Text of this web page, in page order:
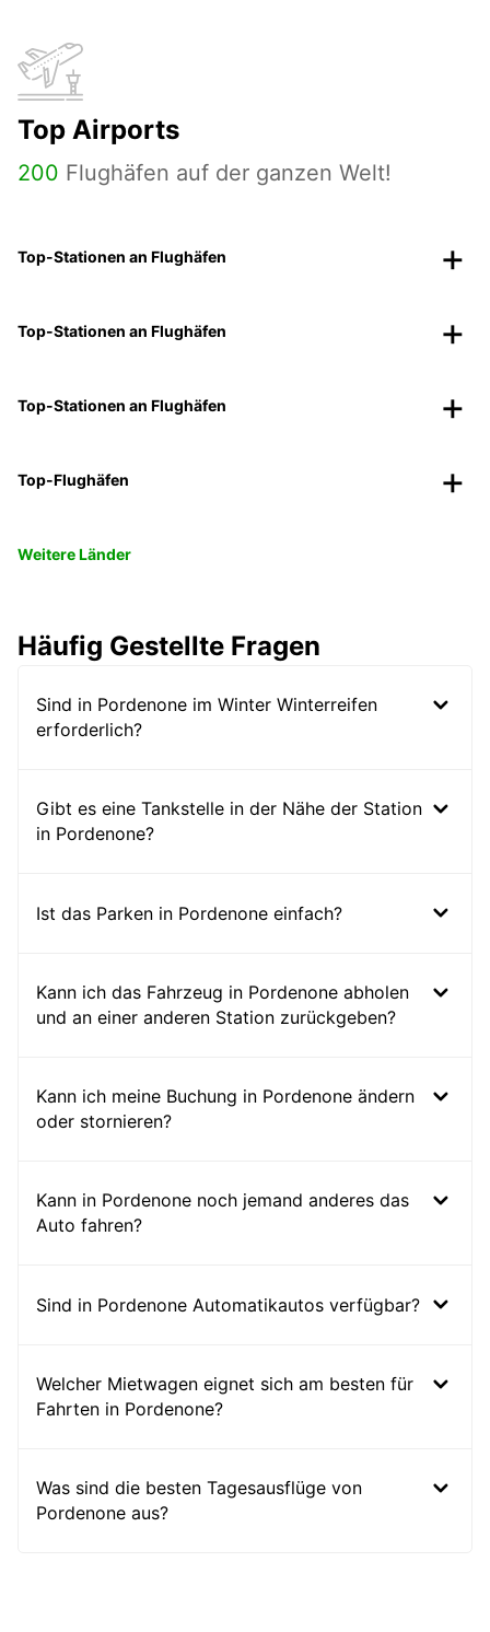
Top Airports
200 Flughäfen auf der ganzen Welt!
Top-Stationen an Flughäfen
Top-Stationen an Flughäfen
Top-Stationen an Flughäfen
Top-Flughäfen
Weitere Länder
Häufig Gestellte Fragen
Sind in Pordenone im Winter Winterreifen
erforderlich?
Gibt es eine Tankstelle in der Nähe der Station
in Pordenone?
Ist das Parken in Pordenone einfach?
Kann ich das Fahrzeug in Pordenone abholen
und an einer anderen Station zurückgeben?
Kann ich meine Buchung in Pordenone ändern
oder stornieren?
Kann in Pordenone noch jemand anderes das
Auto fahren?
Sind in Pordenone Automatikautos verfügbar?
Welcher Mietwagen eignet sich am besten für
Fahrten in Pordenone?
Was sind die besten Tagesausflüge von
Pordenone aus?